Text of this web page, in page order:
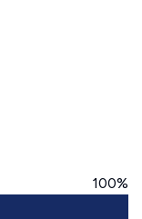
100%